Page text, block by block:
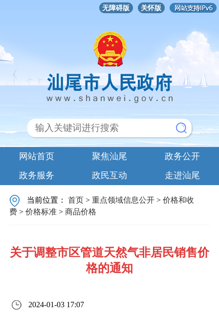
无障碍版 关怀版
网站首页 聚焦汕尾
政务公开
政务服务
政民互动 走进汕尾
当前位置：首页 >重点领域信息公开 >价格和收
费 >价格标准 >商品价格
关于调整市区管道天然气非居民销售价
格的通知
2024-01-03 17:07